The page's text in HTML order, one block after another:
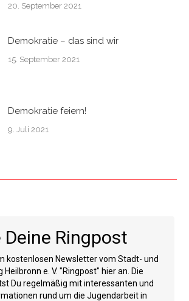
20. September 2021
Demokratie – das sind wir
15. September 2021
Demokratie feiern!
9. Juli 2021
Deine Ringpost
kostenlosen Newsletter vom Stadt- und
Heilbronn e. V. "Ringpost" hier an. Die
Du regelmäßig mit interessanten und
rund um die Jugendarbeit in